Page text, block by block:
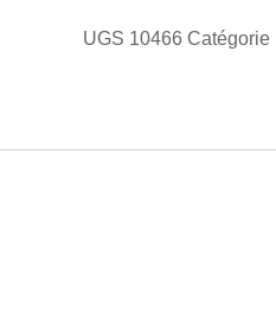
UGS 10466 Catégorie